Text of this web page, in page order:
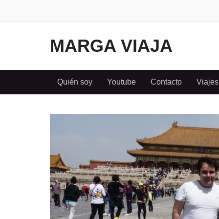
MARGA VIAJA
Quién soy Youtube Contacto Viajes